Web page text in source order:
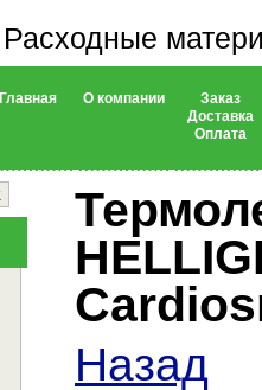
Расходные
Главная О компании
Заказ
Доставка
Оплата
Назад